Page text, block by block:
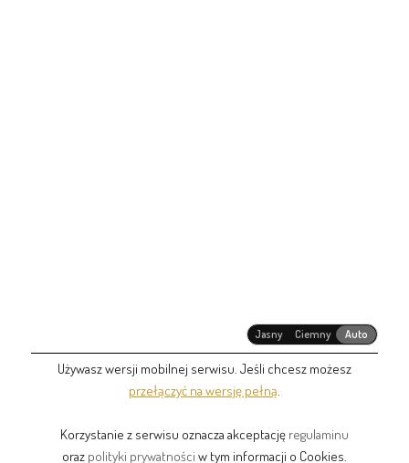
Jasny Ciemny Auto
Używasz wersji mobilnej serwisu. Jeśli chcesz możesz
przełączyć na wersję pełną
Korzystanie z serwisu oznacza akceptację regulaminu
oraz polityki prywatności w tym informacji o Cookies.